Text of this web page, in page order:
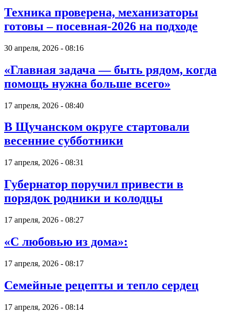
Техника проверена, механизаторы
готовы – посевная-2026 на подходе
30 апреля, 2026 - 08:16
«Главная задача — быть рядом, когда
помощь нужна больше всего»
17 апреля, 2026 - 08:40
В Щучанском округе стартовали
весенние субботники
17 апреля, 2026 - 08:31
Губернатор поручил привести в
порядок родники и колодцы
17 апреля, 2026 - 08:27
«С любовью из дома»:
17 апреля, 2026 - 08:17
Семейные рецепты и тепло сердец
17 апреля, 2026 - 08:14